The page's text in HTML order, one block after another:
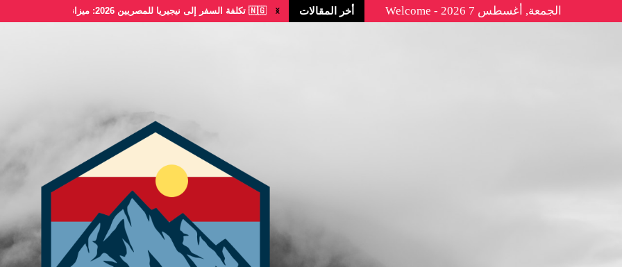
الجمعة, أغسطس 7 2026 - Welcome أخر المقالات 🇳🇬 تكلفة السفر إلى نيجيريا للمصريين 2026: ميزانية...